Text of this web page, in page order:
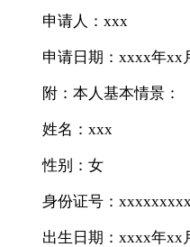
申请人：xxx
申请日期：xxxx年xx
附：本人基本情景：
姓名：xxx
性别：女
身份证号：
出生日期：xxxx年xx